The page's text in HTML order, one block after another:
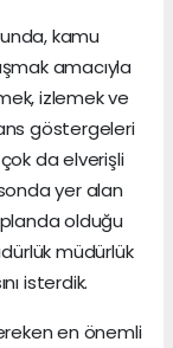
kamu
amacıyla
izlemek ve
göstergeleri
da elverişli
yer alan
olduğu
müdürlük
isterdik.
en önemli